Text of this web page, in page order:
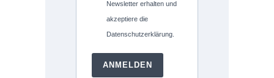
Newsletter erhalten und
akzeptiere die
Datenschutzerklärung.
ANMELDEN